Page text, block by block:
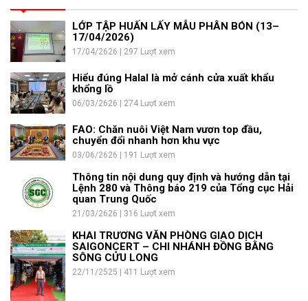
LỚP TẬP HUẤN LẤY MẪU PHÂN BÓN (13–
17/04/2026)
17/04/2626 | 297 Lượt xem
Hiểu đúng Halal là mở cánh cửa xuất khẩu
khổng lồ
06/03/2626 | 274 Lượt xem
FAO: Chăn nuôi Việt Nam vươn top đầu,
chuyển đổi nhanh hơn khu vực
03/06/2626 | 191 Lượt xem
Thông tin nội dung quy định và hướng dẫn tại
Lệnh 280 và Thông báo 219 của Tổng cục Hải
quan Trung Quốc
21/03/2626 | 316 Lượt xem
KHAI TRƯƠNG VĂN PHÒNG GIAO DỊCH
SAIGONCERT – CHI NHÁNH ĐỒNG BẰNG
SÔNG CỬU LONG
22/11/2525 | 411 Lượt xem